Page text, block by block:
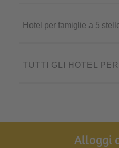
Hotel per famiglie a 5
TUTTI GLI HOTEL
Alloggi